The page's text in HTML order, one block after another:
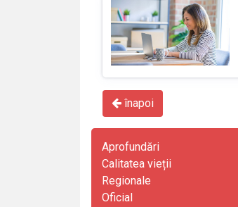
înapoi
Aprofundări
Calitatea vieții
Regionale
Oficial